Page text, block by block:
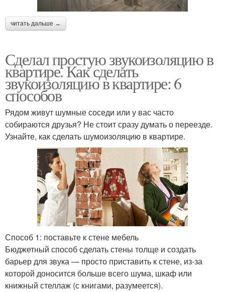
читать дальше →
Сделал простую звукоизоляцию в
квартире. Как сделать
звукоизоляцию в квартире: 6
способов
Рядом живут шумные соседи или у вас часто
собираются друзья? Не стоит сразу думать о переезде.
Узнайте, как сделать шумоизоляцию в квартире.
Способ 1: поставьте к стене мебель
Бюджетный способ сделать стены толще и создать
барьер для звука — просто приставить к стене, из-за
которой доносится больше всего шума, шкаф или
книжный стеллаж (с книгами, разумеется).